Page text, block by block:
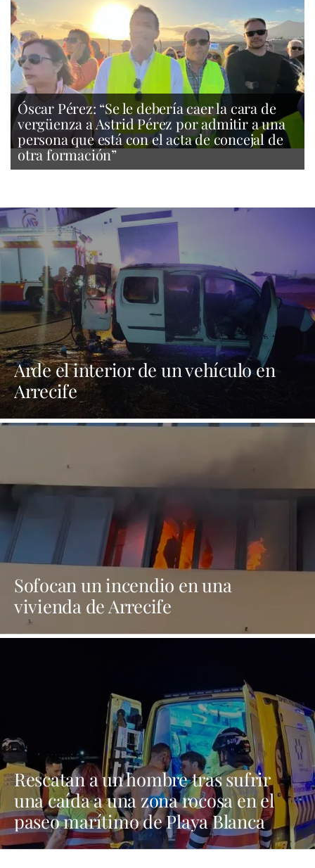
Óscar Pérez: “Se le debería caer la cara de
vergüenza a Astrid Pérez por admitir a una
persona que está con el acta de concejal de
otra formación”
Arde el interior de un vehículo en
Arrecife
Sofocan un incendio en una
vivienda de Arrecife
Rescatan a un hombre tras sufrir
una caída a una zona rocosa en el
paseo marítimo de Playa Blanca